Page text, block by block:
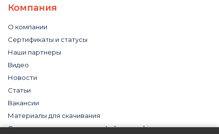
Компания
О компании
Сертификаты и статусы
Наши партнеры
Видео
Новости
Статьи
Вакансии
Материалы для скачивания
Cогласие на использование файлов cookies